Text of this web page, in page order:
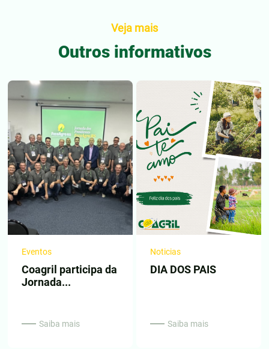
Veja mais
Outros informativos
Eventos
Coagril participa da
Jornada...
Saiba mais
Noticias
DIA DOS PAIS
Saiba mais